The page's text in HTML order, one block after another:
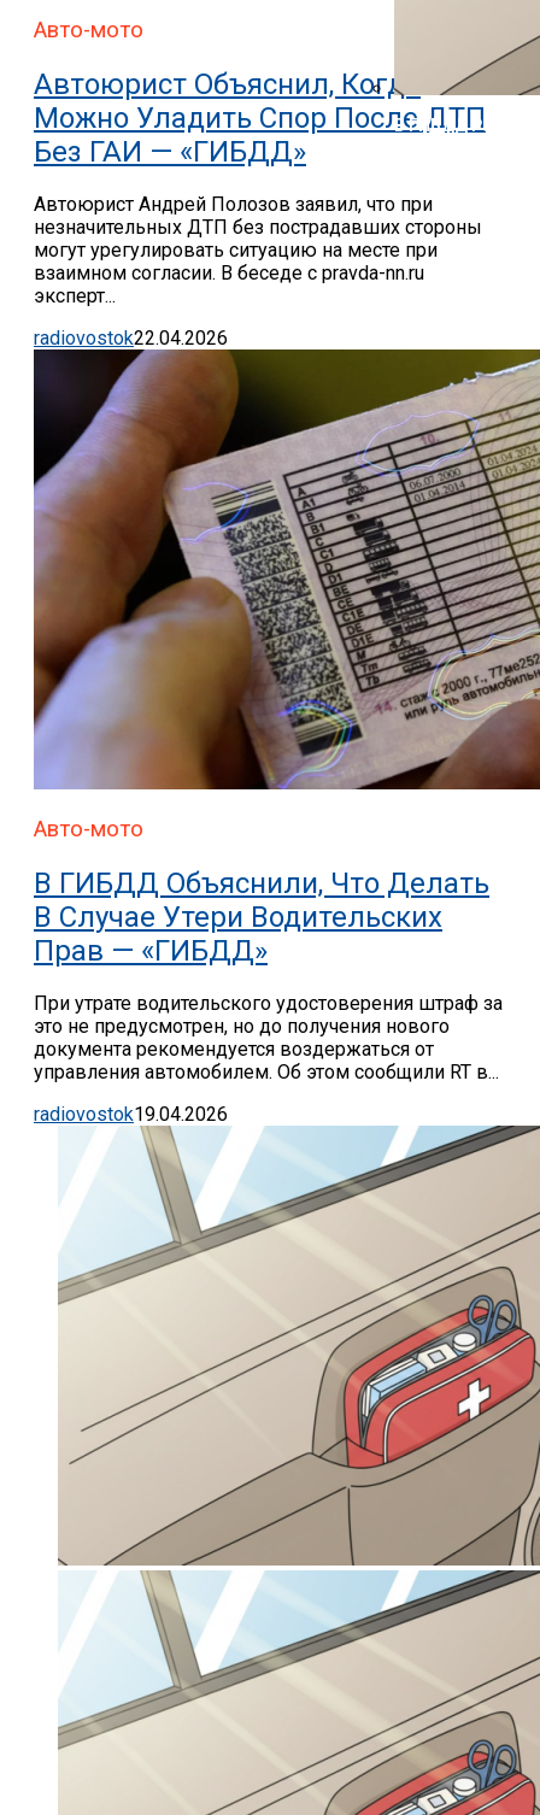
В ГИБДД
Авто-мото
Автоюрист Объяснил, Когда
Можно Уладить Спор После ДТП
Без ГАИ — «ГИБДД»
Автоюрист Андрей Полозов заявил, что при
незначительных ДТП без пострадавших стороны
могут урегулировать ситуацию на месте при
взаимном согласии. В беседе с pravda-nn.ru
эксперт...
radiovostok22.04.2026
Авто-мото
В ГИБДД Объяснили, Что Делать
В Случае Утери Водительских
Прав — «ГИБДД»
При утрате водительского удостоверения штраф за
это не предусмотрен, но до получения нового
документа рекомендуется воздержаться от
управления автомобилем. Об этом сообщили RT в...
radiovostok19.04.2026